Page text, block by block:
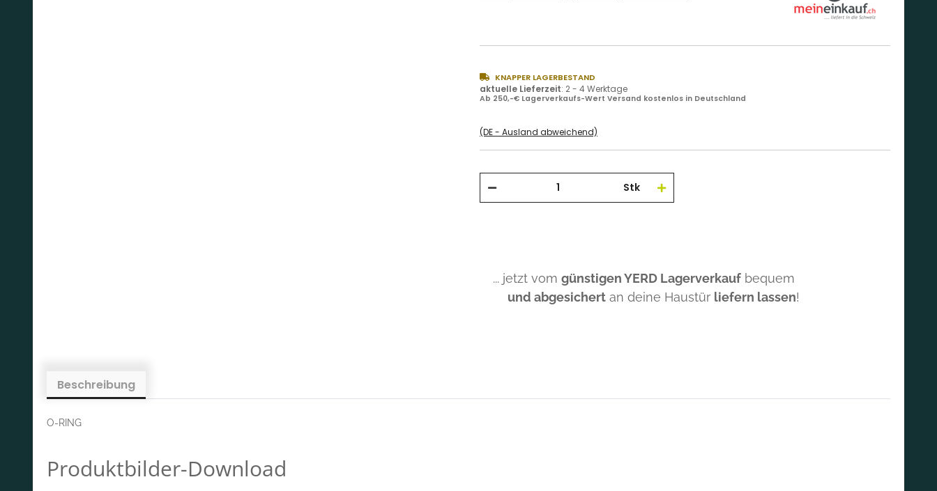
KNAPPER LAGERBESTAND
aktuelle Lieferzeit: 2 - 4 Werktage
Ab 250,-€ Lagerverkaufs-Wert Versand kostenlos in Deutschland
(DE - Ausland abweichend)
Stk
... jetzt vom günstigen YERD Lagerverkauf bequem
und abgesichert an deine Haustür liefern lassen!
Beschreibung
O-RING
Produktbilder-Download